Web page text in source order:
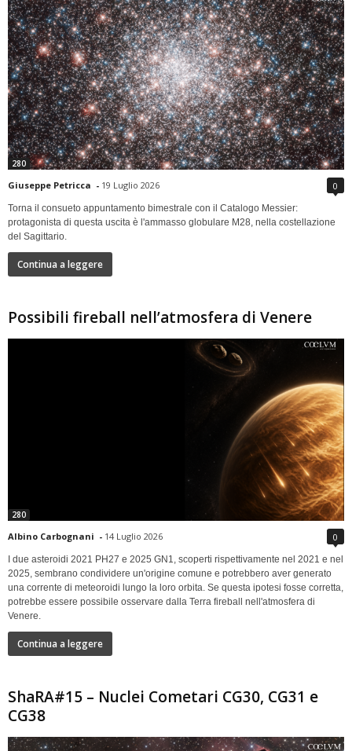
280
Giuseppe Petricca - 19 Luglio 2026 0
Torna il consueto appuntamento bimestrale con il Catalogo Messier:
protagonista di questa uscita è l'ammasso globulare M28, nella costellazione
del Sagittario.
Continua a leggere
Possibili fireball nell’atmosfera di Venere
280
Albino Carbognani - 14 Luglio 2026 0
I due asteroidi 2021 PH27 e 2025 GN1, scoperti rispettivamente nel 2021 e nel
2025, sembrano condividere un'origine comune e potrebbero aver generato
una corrente di meteoroidi lungo la loro orbita. Se questa ipotesi fosse corretta,
potrebbe essere possibile osservare dalla Terra fireball nell'atmosfera di
Venere.
Continua a leggere
ShaRA#15 – Nuclei Cometari CG30, CG31 e
CG38